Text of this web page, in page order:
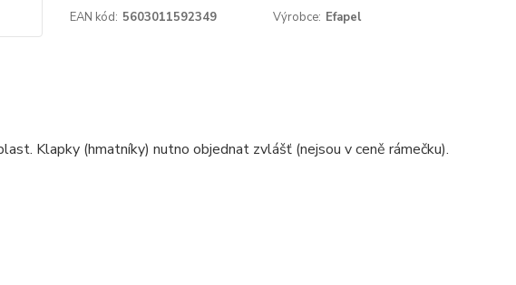
EAN kód: 5603011592349 Výrobce: Efapel
Klapky (hmatníky) nutno objednat zvlášť (nejsou v ceně rámečku).